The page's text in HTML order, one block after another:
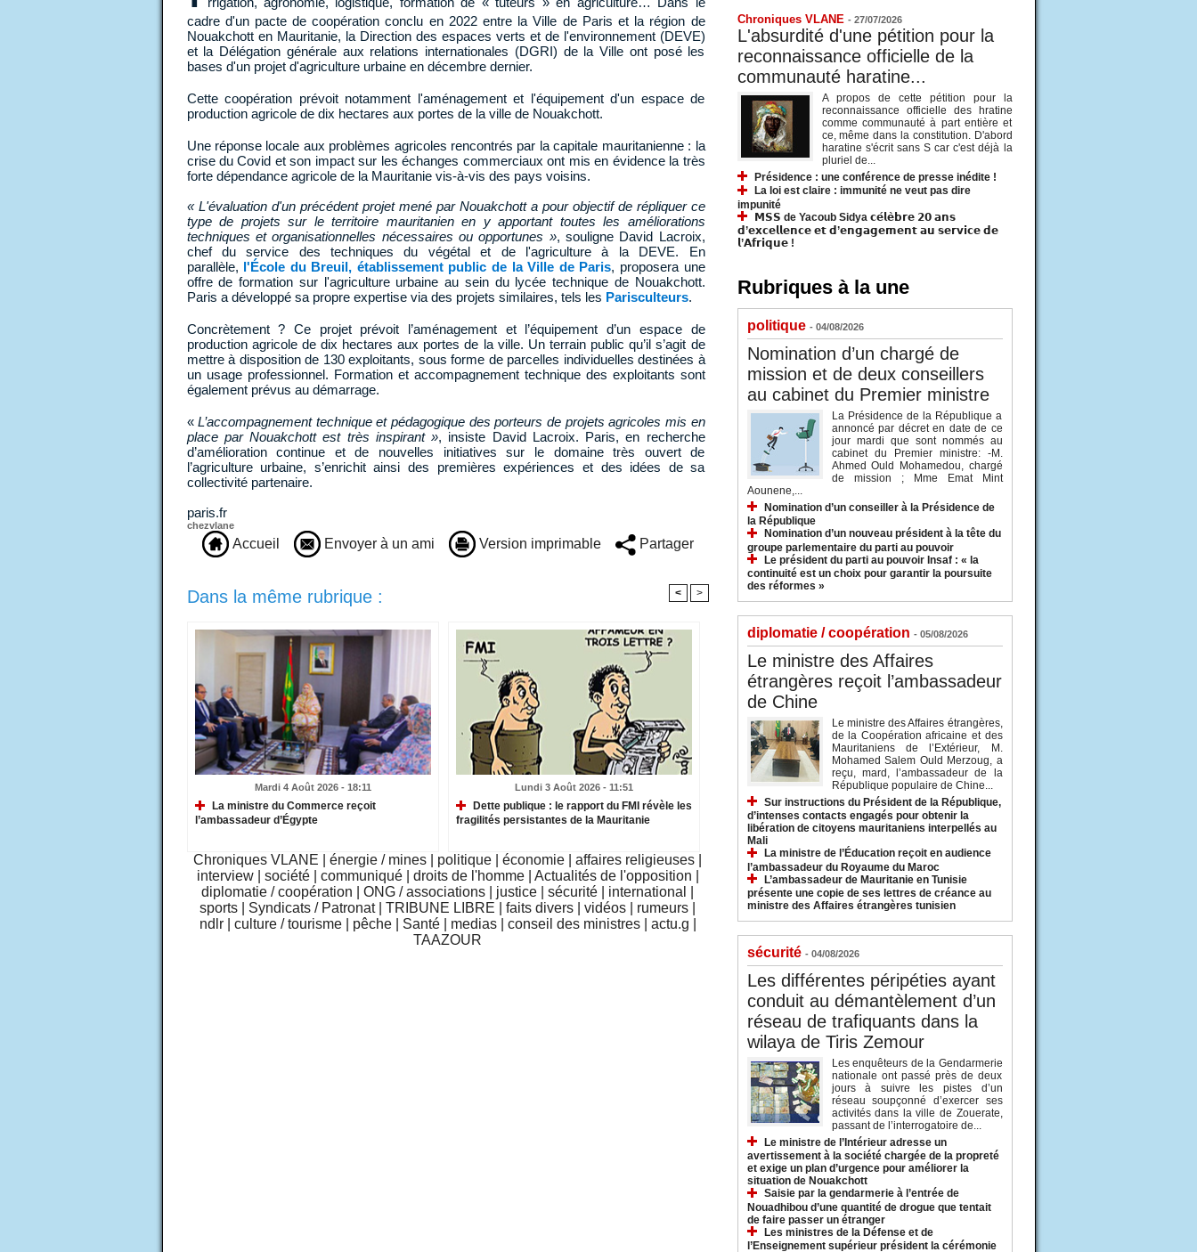
cadre d'un pacte de coopération conclu en 2022 entre la Ville de Paris et la région de
Nouakchott en Mauritanie, la Direction des espaces verts et de l'environnement (DEVE)
et la Délégation générale aux relations internationales (DGRI) de la Ville ont posé les
bases d'un projet d'agriculture urbaine en décembre dernier.
Cette coopération prévoit notamment l'aménagement et l'équipement d'un espace de
production agricole de dix hectares aux portes de la ville de Nouakchott.
Une réponse locale aux problèmes agricoles rencontrés par la capitale mauritanienne : la
crise du Covid et son impact sur les échanges commerciaux ont mis en évidence la très
forte dépendance agricole de la Mauritanie vis-à-vis des pays voisins.
« L'évaluation d'un précédent projet mené par Nouakchott a pour objectif de répliquer ce
type de projets sur le territoire mauritanien en y apportant toutes les améliorations
techniques et organisationnelles nécessaires ou opportunes », souligne David Lacroix,
chef du service des techniques du végétal et de l'agriculture à la DEVE. En
parallèle, l'École du Breuil, établissement public de la Ville de Paris, proposera une
offre de formation sur l'agriculture urbaine au sein du lycée technique de Nouakchott.
Paris a développé sa propre expertise via des projets similaires, tels les Parisculteurs.
Concrètement ? Ce projet prévoit l’aménagement et l’équipement d’un espace de
production agricole de dix hectares aux portes de la ville. Un terrain public qu’il s’agit de
mettre à disposition de 130 exploitants, sous forme de parcelles individuelles destinées à
un usage professionnel. Formation et accompagnement technique des exploitants sont
également prévus au démarrage.
«L’accompagnement technique et pédagogique des porteurs de projets agricoles mis en
place par Nouakchott est très inspirant», insiste David Lacroix. Paris, en recherche
d’amélioration continue et de nouvelles initiatives sur le domaine très ouvert de
l’agriculture urbaine, s’enrichit ainsi des premières expériences et des idées de sa
collectivité partenaire.
paris.fr
chezvlane
Accueil Envoyer à un ami Version imprimable Partager
Dans la même rubrique : < >
Mardi 4 Août 2026 - 18:11
La ministre du Commerce reçoit
l’ambassadeur d’Égypte
Lundi 3 Août 2026 - 11:51
Dette publique : le rapport du FMI révèle les
fragilités persistantes de la Mauritanie
Chroniques VLANE énergie / mines politique économie affaires religieuses
interview
société communiqué droits de l'homme Actualités de l'opposition
diplomatie / coopération
ONG / associations justice sécurité international
sports
Syndicats / Patronat TRIBUNE LIBRE faits divers vidéos rumeurs
ndlr
culture / tourisme pêche Santé medias conseil des ministres actu.g
TAAZOUR
Chroniques VLANE - 27/07/2026
L'absurdité d'une pétition pour la
reconnaissance officielle de la
communauté haratine...
A propos de cette pétition pour la
reconnaissance officielle des hratine
comme communauté à part entière et
ce, même dans la constitution. D'abord
haratine s'écrit sans S car c'est déjà la
pluriel de...
Présidence : une conférence de presse inédite !
La loi est claire : immunité ne veut pas dire
impunité
𝗠𝗦𝗦 de Yacoub Sidya 𝗰𝗲́𝗹𝗲̀𝗯𝗿𝗲 𝟮𝟬 𝗮𝗻𝘀
𝗱’𝗲𝘅𝗰𝗲𝗹𝗹𝗲𝗻𝗰𝗲 𝗲𝘁 𝗱’𝗲𝗻𝗴𝗮𝗴𝗲𝗺𝗲𝗻𝘁 𝗮𝘂 𝘀𝗲𝗿𝘃𝗶𝗰𝗲 𝗱𝗲
𝗹’𝗔𝗳𝗿𝗶𝗾𝘂𝗲 !
Rubriques à la une
politique - 04/08/2026
Nomination d’un chargé de
mission et de deux conseillers
au cabinet du Premier ministre
La Présidence de la République a
annoncé par décret en date de ce
jour mardi que sont nommés au
cabinet du Premier ministre: -M.
Ahmed Ould Mohamedou, chargé
de mission ; Mme Emat Mint
Aounene,...
Nomination d’un conseiller à la Présidence de
la République
Nomination d’un nouveau président à la tête du
groupe parlementaire du parti au pouvoir
Le président du parti au pouvoir Insaf : « la
continuité est un choix pour garantir la poursuite
des réformes »
diplomatie / coopération - 05/08/2026
Le ministre des Affaires
étrangères reçoit l’ambassadeur
de Chine
Le ministre des Affaires étrangères,
de la Coopération africaine et des
Mauritaniens de l’Extérieur, M.
Mohamed Salem Ould Merzoug, a
reçu, mard, l’ambassadeur de la
République populaire de Chine...
Sur instructions du Président de la République,
d’intenses contacts engagés pour obtenir la
libération de citoyens mauritaniens interpellés au
Mali
La ministre de l’Éducation reçoit en audience
l’ambassadeur du Royaume du Maroc
L’ambassadeur de Mauritanie en Tunisie
présente une copie de ses lettres de créance au
ministre des Affaires étrangères tunisien
sécurité - 04/08/2026
Les différentes péripéties ayant
conduit au démantèlement d’un
réseau de trafiquants dans la
wilaya de Tiris Zemour
Les enquêteurs de la Gendarmerie
nationale ont passé près de deux
jours à suivre les pistes d’un
réseau soupçonné d’exercer ses
activités dans la ville de Zouerate,
passant de l’interrogatoire de...
Le ministre de l’Intérieur adresse un
avertissement à la société chargée de la propreté
et exige un plan d’urgence pour améliorer la
situation de Nouakchott
Saisie par la gendarmerie à l’entrée de
Nouadhibou d’une quantité de drogue que tentait
de faire passer un étranger
Les ministres de la Défense et de
l’Enseignement supérieur président la cérémonie